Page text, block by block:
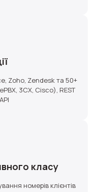
Zoho, Zendesk та 50+
3CX, Cisco), REST
класу
номерів клієнтів